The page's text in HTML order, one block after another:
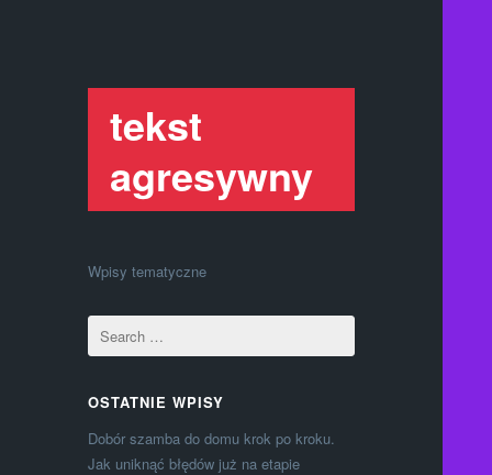
tekst
agresywny
Wpisy tematyczne
OSTATNIE WPISY
Dobór szamba do domu krok po kroku.
Jak uniknąć błędów już na etapie